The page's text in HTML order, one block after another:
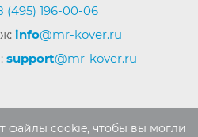
(495) 196-00-06
info@mr-kover.ru
support@mr-kover.ru
магазинMR-KOVER.RU
файлы cookie, чтобы вы могли